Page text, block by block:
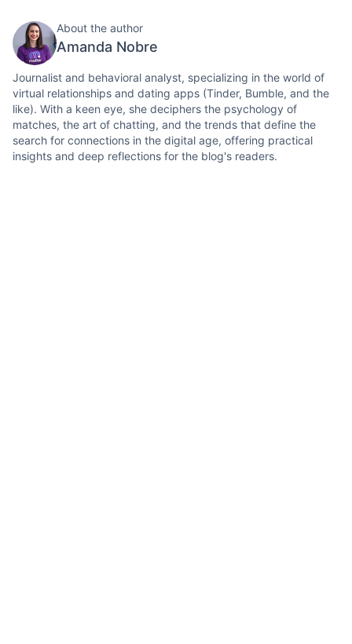
About the author
Amanda Nobre
Journalist and behavioral analyst, specializing in the world of
virtual relationships and dating apps (Tinder, Bumble, and the
like). With a keen eye, she deciphers the psychology of
matches, the art of chatting, and the trends that define the
search for connections in the digital age, offering practical
insights and deep reflections for the blog's readers.